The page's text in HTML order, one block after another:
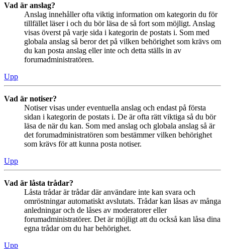
Vad är anslag?
Anslag innehåller ofta viktig information om kategorin du för
tillfället läser i och du bör läsa de så fort som möjligt. Anslag
visas överst på varje sida i kategorin de postats i. Som med
globala anslag så beror det på vilken behörighet som krävs om
du kan posta anslag eller inte och detta ställs in av
forumadministratören.
Upp
Vad är notiser?
Notiser visas under eventuella anslag och endast på första
sidan i kategorin de postats i. De är ofta rätt viktiga så du bör
läsa de när du kan. Som med anslag och globala anslag så är
det forumadministratören som bestämmer vilken behörighet
som krävs för att kunna posta notiser.
Upp
Vad är låsta trådar?
Låsta trådar är trådar där användare inte kan svara och
omröstningar automatiskt avslutats. Trådar kan låsas av många
anledningar och de låses av moderatorer eller
forumadministratörer. Det är möjligt att du också kan låsa dina
egna trådar om du har behörighet.
Upp